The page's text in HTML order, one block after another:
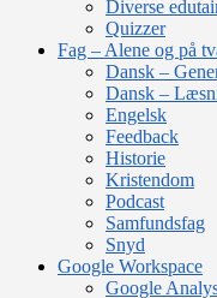
Diverse
Quizzer
Fag – Alene og på
Dansk –
Dansk –
Engelsk
Feedback
Historie
Kristendom
Podcast
Samfundsfag
Snyd
Google Workspace
Google